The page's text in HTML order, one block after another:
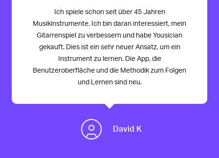
Ich spiele schon seit über 45 Jahren
Musikinstrumente. Ich bin daran interessiert, mein
Gitarrenspiel zu verbessern und habe Yousician
gekauft. Dies ist ein sehr neuer Ansatz, um ein
Instrument zu lernen. Die App, die
Benutzeroberfläche und die Methodik zum Folgen
und Lernen sind neu.
David K